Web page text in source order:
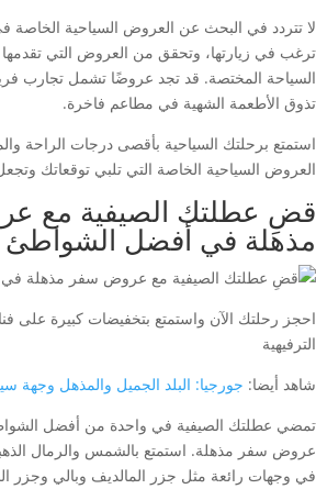
لا تتردد في البحث عن العروض السياحية الخاصة
ترغب في زيارتها، وتحقق من العروض التي
السياحة المختصة. قد تجد عروضًا تشمل تجارب
تذوق الأطعمة الشهية في مطاعم فاخرة.
استمتع برحلتك السياحية بأقصى درجات الراحة
العروض السياحية الخاصة التي تلبي توقعاتك
قضِ عطلتك الصيفية مع
مذهلة في أفضل الشواطئ
احجز رحلتك الآن واستمتع بتخفيضات كبيرة على
الترفيهية
شاهد أيضا: جورجيا: البلد الجميل والمذهل وجهة
تمضي عطلتك الصيفية في واحدة من أفضل
عروض سفر مذهلة. استمتع بالشمس والرمال
في وجهات رائعة مثل جزر المالديف وبالي وجزر